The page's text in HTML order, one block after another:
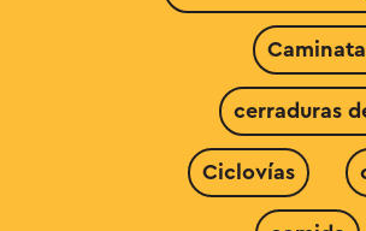
cerraduras
Ciclovías